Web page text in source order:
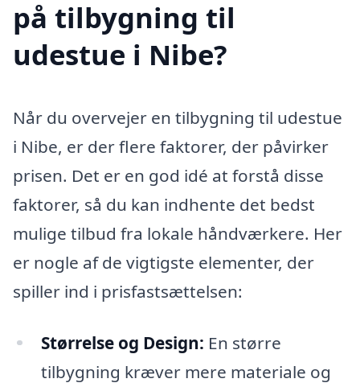
på tilbygning til
udestue i Nibe?
Når du overvejer en tilbygning til udestue
i Nibe, er der flere faktorer, der påvirker
prisen. Det er en god idé at forstå disse
faktorer, så du kan indhente det bedst
mulige tilbud fra lokale håndværkere. Her
er nogle af de vigtigste elementer, der
spiller ind i prisfastsættelsen:
Størrelse og Design: En større
tilbygning kræver mere materiale og